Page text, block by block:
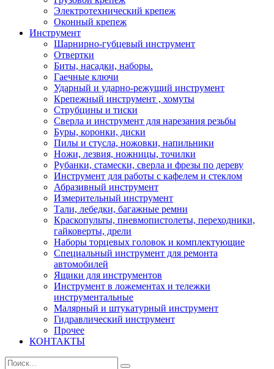
Электротехнический крепеж
Оконный крепеж
Инструмент
Шарнирно-губцевый инструмент
Отвертки
Биты, насадки, наборы.
Гаечные ключи
Ударный и ударно-режущий инструмент
Крепежный инструмент , хомуты
Струбцины и тиски
Сверла и инструмент для нарезания резьбы
Буры, коронки, диски
Пилы и стусла, ножовки, напильники
Ножи, лезвия, ножницы, точилки
Рубанки, стамески, сверла и фрезы по дереву
Инструмент для работы с кафелем и стеклом
Абразивный инструмент
Измерительный инструмент
Тали, лебедки, багажные ремни
Краскопульты, пневмопистолеты, переходники,
гайковерты, дрели
Наборы торцевых головок и комплектующие
Специальный инструмент для ремонта
автомобилей
Ящики для инструментов
Инструмент в ложементах и тележки
инструментальные
Малярный и штукатурный инструмент
Гидравлический инструмент
Прочее
КОНТАКТЫ